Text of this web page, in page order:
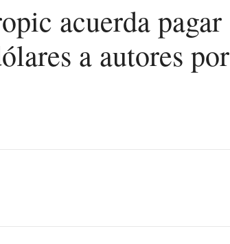
acuerda pagar
a autores por